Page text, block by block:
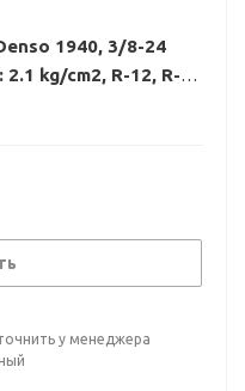
1940, 3/8-24
2.1 kg/cm2, R-12, R-
у менеджера